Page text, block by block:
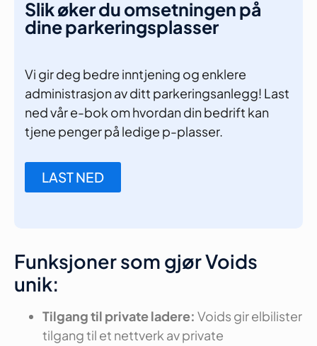
Slik øker du omsetningen på
dine parkeringsplasser
Vi gir deg bedre inntjening og enklere
administrasjon av ditt parkeringsanlegg! Last
ned vår e-bok om hvordan din bedrift kan
tjene penger på ledige p-plasser.
LAST NED
Funksjoner som gjør Voids
unik:
Tilgang til private ladere: Voids gir elbilister
tilgang til et nettverk av private